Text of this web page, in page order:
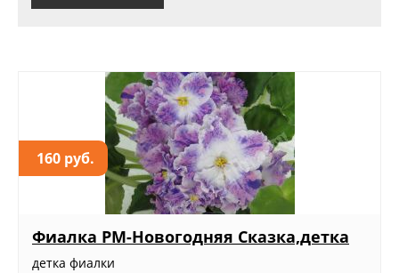
160 руб.
Фиалка РМ-Новогодняя Сказка,детка
детка фиалки